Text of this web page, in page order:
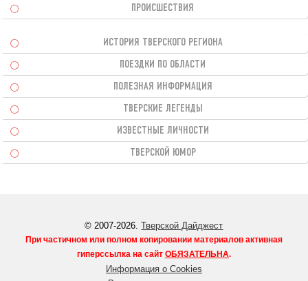
ПРОИСШЕСТВИЯ
ИСТОРИЯ ТВЕРСКОГО РЕГИОНА
ПОЕЗДКИ ПО ОБЛАСТИ
ПОЛЕЗНАЯ ИНФОРМАЦИЯ
ТВЕРСКИЕ ЛЕГЕНДЫ
ИЗВЕСТНЫЕ ЛИЧНОСТИ
ТВЕРСКОЙ ЮМОР
© 2007-2026.Тверской Дайджест
При частичном или полном копировании материалов активная
гиперссылка на сайт ОБЯЗАТЕЛЬНА.
Информация о Cookies